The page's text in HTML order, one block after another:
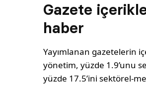
Gazete
haber
Yayımlanan gazetelerin
yönetim, yüzde 1.9’unu
yüzde 17.5’ini sektörel-